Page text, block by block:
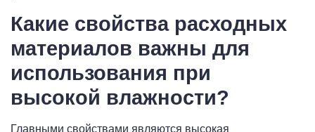
Какие свойства расходных
материалов важны для
использования при
высокой влажности?
Главными свойствами являются высокая